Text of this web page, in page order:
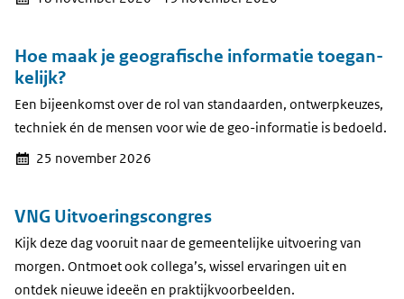
Hoe maak je geografische informatie toegan­
kelijk?
Een bijeenkomst over de rol van standaarden, ontwerpkeuzes,
techniek én de mensen voor wie de geo-informatie is bedoeld.
25 november 2026
VNG Uitvoeringscongres
Kijk deze dag vooruit naar de gemeentelijke uitvoering van
morgen. Ontmoet ook collega’s, wissel ervaringen uit en
ontdek nieuwe ideeën en praktijkvoorbeelden.